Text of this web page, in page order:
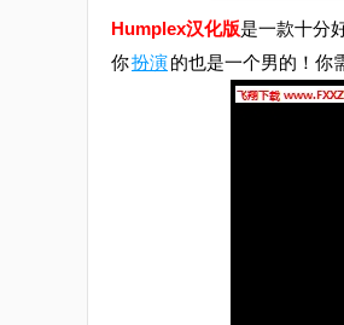
Humplex汉化版是一款十分
你扮演的也是一个男的！你